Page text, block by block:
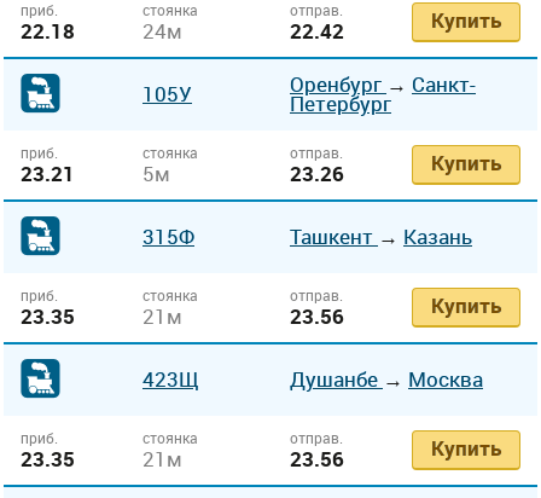
приб.
22.18
стоянка
24м
отправ.
22.42 Купить
105У Оренбург → Санкт-
Петербург
приб.
23.21
стоянка
5м
отправ.
23.26 Купить
315Ф Ташкент → Казань
приб.
23.35
стоянка
21м
отправ.
23.56 Купить
423Щ Душанбе → Москва
приб.
23.35
стоянка
21м
отправ.
23.56 Купить